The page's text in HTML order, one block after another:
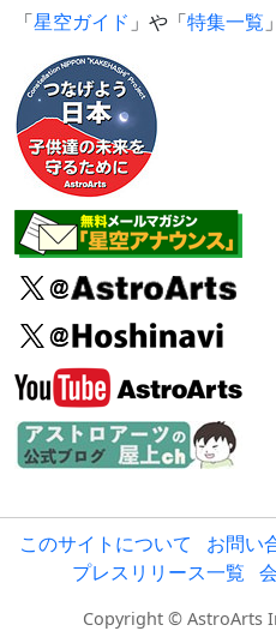
「星空ガイド 」や「特集一覧
このサイトについて お問い
プレスリリース一覧
Copyright © AstroArts